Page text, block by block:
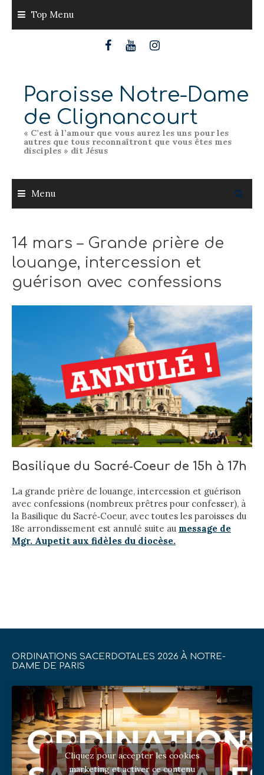
content
Top Menu
Paroisse Notre-Dame
de Clignancourt
« C’est à l’amour que vous aurez les uns pour les
autres que tous reconnaîtront que vous êtes mes
disciples » dit Jésus
Menu
14 mars – Grande prière de
louange, intercession et
guérison avec confessions
Basilique du Sacré‐Coeur de 15h à 17h
La grande prière de louange, intercession et guérison
avec confessions (nombreux prêtres pour confesser), à
la Basilique du Sacré‐Coeur, avec toutes les paroisses du
18e arrondissement est annulé suite au message de
Mgr. Aupetit aux fidèles du diocèse.
ORDINATIONS SACERDOTALES 2026 À NOTRE-
DAME DE PARIS
Cliquez pour accepter les cookies
marketing et activer ce contenu